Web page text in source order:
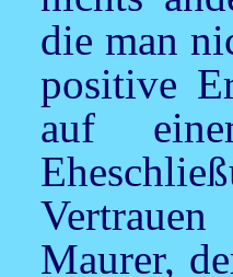
die man
positive
auf
Maurer,